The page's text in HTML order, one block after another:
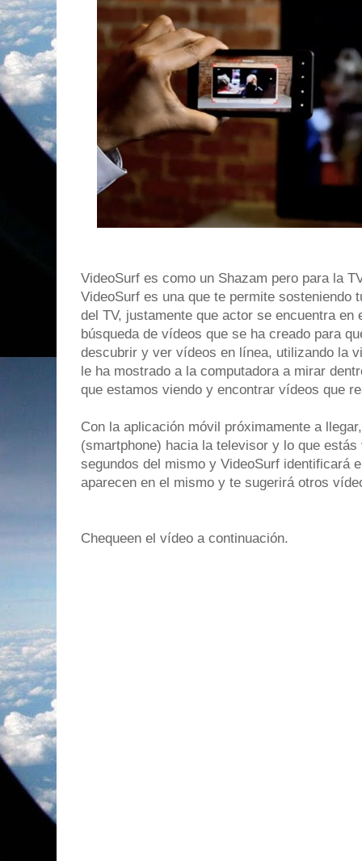
VideoSurf es como un Shazam pero para la
VideoSurf es una que te permite sosteniendo
del TV, justamente que actor se encuentra
búsqueda de vídeos que se ha creado para
descubrir y ver vídeos en línea, utilizando la
le ha mostrado a la computadora a mirar
que estamos viendo y encontrar vídeos que
Con la aplicación móvil próximamente a
(smartphone) hacia la televisor y lo que
segundos del mismo y VideoSurf identificará
aparecen en el mismo y te sugerirá otros
Chequeen el vídeo a continuación.